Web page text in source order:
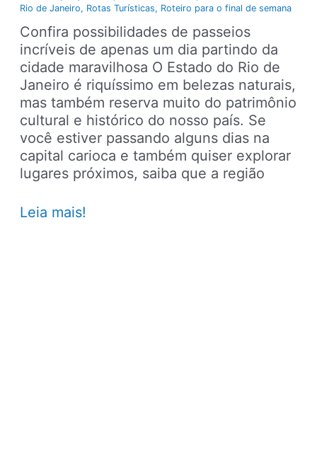
Rio de Janeiro, Rotas Turísticas, Roteiro para o final de semana
Confira possibilidades de passeios
incríveis de apenas um dia partindo da
cidade maravilhosa O Estado do Rio de
Janeiro é riquíssimo em belezas naturais,
mas também reserva muito do patrimônio
cultural e histórico do nosso país. Se
você estiver passando alguns dias na
capital carioca e também quiser explorar
lugares próximos, saiba que a região
6
Leia mais!